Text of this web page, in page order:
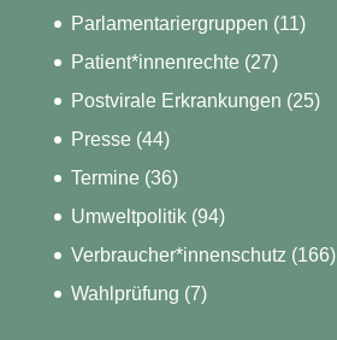
Parlamentariergruppen (11)
Patient*innenrechte(27)
Postvirale Erkrankungen (25)
Presse(44)
Termine(36)
Umweltpolitik(94)
Verbraucher*innenschutz (166)
Wahlprüfung (7)